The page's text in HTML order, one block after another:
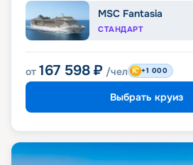
MSC Fantasia
СТАНДАРТ
от 167 598 ₽ /чел +1 000
Выбрать круиз